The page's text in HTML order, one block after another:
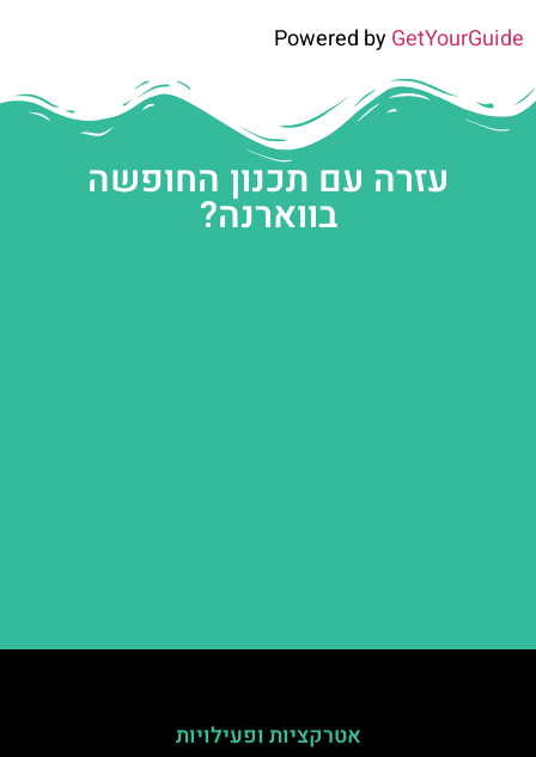
Powered byGetYourGuide
עזרה עם תכנון החופשה
בווארנה?
אטרקציות ופעילויות